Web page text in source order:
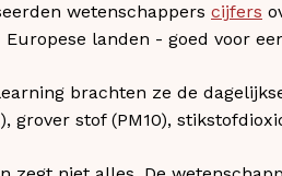
wetenschappers cijfers
Europese landen - goed voor
brachten ze de
grover stof (PM10),